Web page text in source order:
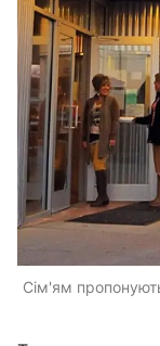
Сім'ям